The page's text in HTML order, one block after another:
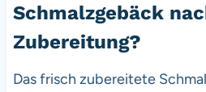
Schmalzgebäck
Zubereitung?
Das frisch zubereitete